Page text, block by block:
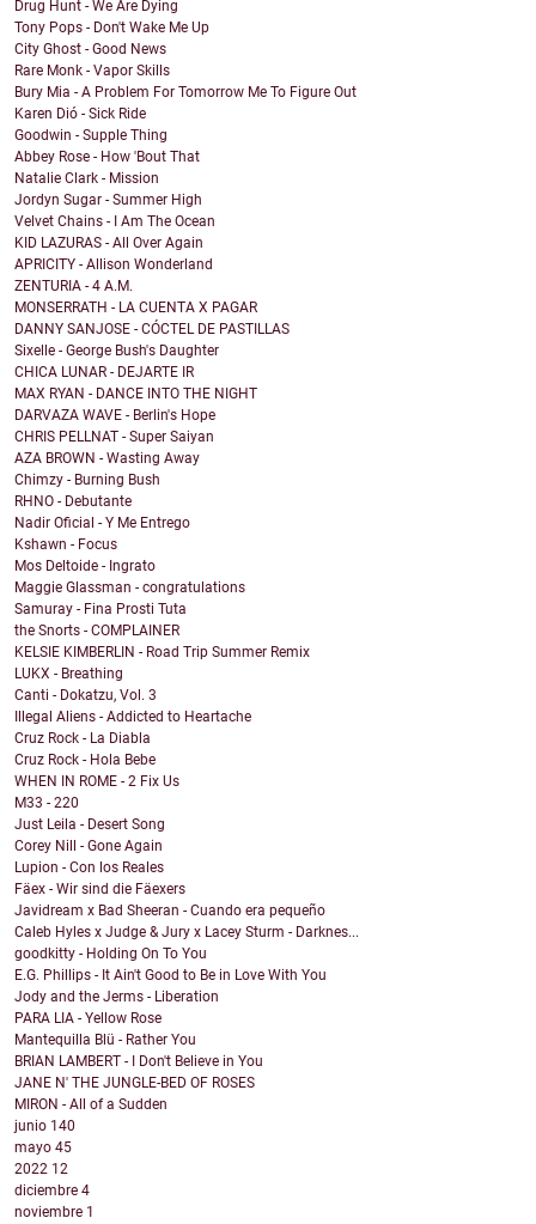
Drug Hunt - We Are Dying
Tony Pops - Don't Wake Me Up
City Ghost - Good News
Rare Monk - Vapor Skills
Bury Mia - A Problem For Tomorrow Me To Figure Out
Karen Dió - Sick Ride
Goodwin - Supple Thing
Abbey Rose - How 'Bout That
Natalie Clark - Mission
Jordyn Sugar - Summer High
Velvet Chains - I Am The Ocean
KID LAZURAS - All Over Again
APRICITY - Allison Wonderland
ZENTURIA - 4 A.M.
MONSERRATH - LA CUENTA X PAGAR
DANNY SANJOSE - CÓCTEL DE PASTILLAS
Sixelle - George Bush's Daughter
CHICA LUNAR - DEJARTE IR
MAX RYAN - DANCE INTO THE NIGHT
DARVAZA WAVE - Berlin's Hope
CHRIS PELLNAT - Super Saiyan
AZA BROWN - Wasting Away
Chimzy - Burning Bush
RHNO - Debutante
Nadir Oficial - Y Me Entrego
Kshawn - Focus
Mos Deltoide - Ingrato
Maggie Glassman - congratulations
Samuray - Fina Prosti Tuta
the Snorts - COMPLAINER
KELSIE KIMBERLIN - Road Trip Summer Remix
LUKX - Breathing
Canti - Dokatzu, Vol. 3
Illegal Aliens - Addicted to Heartache
Cruz Rock - La Diabla
Cruz Rock - Hola Bebe
WHEN IN ROME - 2 Fix Us
M33 - 220
Just Leila - Desert Song
Corey Nill - Gone Again
Lupion - Con los Reales
Fäex - Wir sind die Fäexers
Javidream x Bad Sheeran - Cuando era pequeño
Caleb Hyles x Judge & Jury x Lacey Sturm - Darknes...
goodkitty - Holding On To You
E.G. Phillips - It Ain't Good to Be in Love With You
Jody and the Jerms - Liberation
PARA LIA - Yellow Rose
Mantequilla Blü - Rather You
BRIAN LAMBERT - I Don't Believe in You
JANE N' THE JUNGLE-BED OF ROSES
MIRON - All of a Sudden
junio 140
mayo 45
2022 12
diciembre 4
noviembre 1